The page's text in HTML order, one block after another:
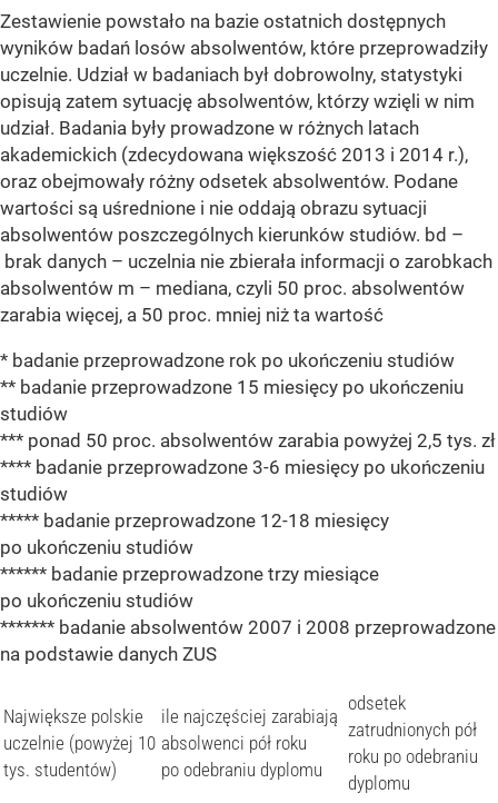
Zestawienie powstało na bazie ostatnich dostępnych
wyników badań losów absolwentów, które przeprowadziły
uczelnie. Udział w badaniach był dobrowolny, statystyki
opisują zatem sytuację absolwentów, którzy wzięli w nim
udział. Badania były prowadzone w różnych latach
akademickich (zdecydowana większość 2013 i 2014 r.),
oraz obejmowały różny odsetek absolwentów. Podane
wartości są uśrednione i nie oddają obrazu sytuacji
absolwentów poszczególnych kierunków studiów. bd –
brak danych – uczelnia nie zbierała informacji o zarobkach
absolwentów m – mediana, czyli 50 proc. absolwentów
zarabia więcej, a 50 proc. mniej niż ta wartość
* badanie przeprowadzone rok po ukończeniu studiów
** badanie przeprowadzone 15 miesięcy po ukończeniu
studiów
*** ponad 50 proc. absolwentów zarabia powyżej 2,5 tys. zł
**** badanie przeprowadzone 3-6 miesięcy po ukończeniu
studiów
***** badanie przeprowadzone 12-18 miesięcy
po ukończeniu studiów
****** badanie przeprowadzone trzy miesiące
po ukończeniu studiów
******* badanie absolwentów 2007 i 2008 przeprowadzone
na podstawie danych ZUS
Największe polskie
uczelnie (powyżej 10
tys. studentów)
ile najczęściej zarabiają
absolwenci pół roku
po odebraniu dyplomu
odsetek
zatrudnionych pół
roku po odebraniu
dyplomu